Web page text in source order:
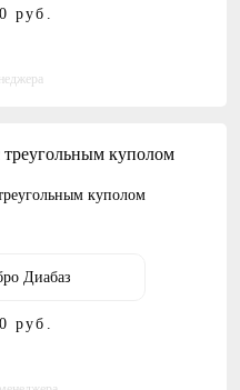
руб.
куполом
Диабаз
руб.